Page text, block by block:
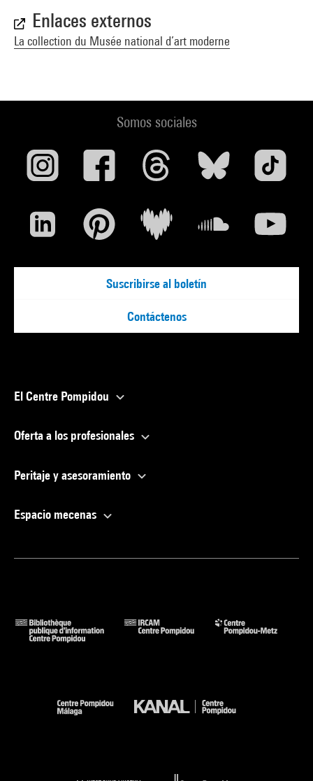
Enlaces externos
La collection du Musée national d’art moderne
Somos sociales
Suscribirse al boletín
Contáctenos
El Centre Pompidou
Oferta a los profesionales
Peritaje y asesoramiento
Espacio mecenas